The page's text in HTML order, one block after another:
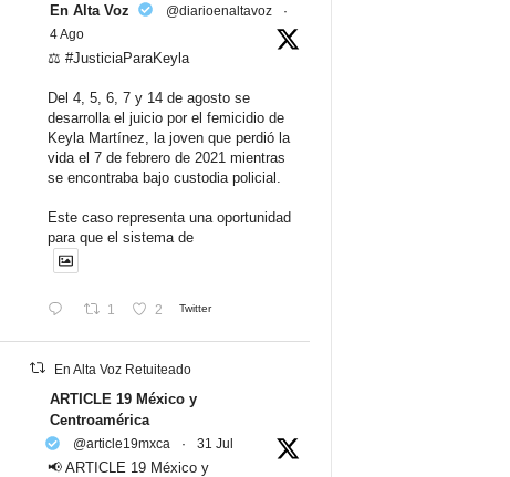
En Alta Voz @diarioenaltavoz
·
4 Ago
⚖️ #JusticiaParaKeyla
Del 4, 5, 6, 7 y 14 de agosto se
desarrolla el juicio por el femicidio de
Keyla Martínez, la joven que perdió la
vida el 7 de febrero de 2021 mientras
se encontraba bajo custodia policial.
Este caso representa una oportunidad
para que el sistema de
1 2 Twitter
En Alta Voz Retuiteado
ARTICLE 19 México y
Centroamérica
@article19mxca · 31 Jul
📢 ARTICLE 19 México y